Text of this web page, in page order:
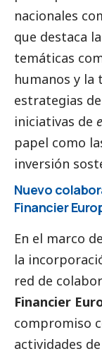
nacionales
que destaca
temáticas
humanos y la
estrategias
iniciativas de
papel como
inversión
Nuevo
Financier
En el marco
la
red de
Financier
compromiso
actividades